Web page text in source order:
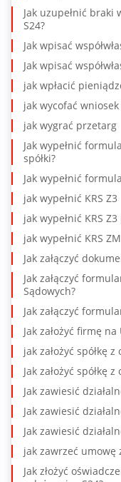
Jak uzupełnić braki
S24?
Jak wpisać
Jak wpisać
jak wpłacić
jak wycofać wniosek
jak wygrać przetarg
Jak wypełnić
spółki?
Jak wypełnić
jak wypełnić KRS Z3
jak wypełnić KRS
jak wypełnić KRS ZM
Jak załączyć
Jak załączyć
Sądowych?
Jak załączyć
Jak założyć firmę
jak założyć spółkę z
Jak założyć spółkę z
Jak zawiesić
Jak zawiesić
Jak zawiesić
jak zawrzeć umowę
Jak złożyć